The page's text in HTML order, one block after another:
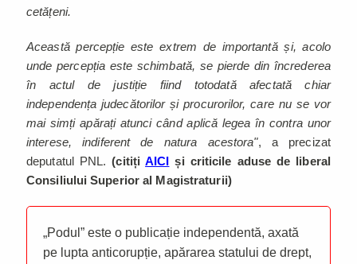
cetățeni.
Această percepție este extrem de importantă și, acolo
unde percepția este schimbată, se pierde din încrederea
în actul de justiție fiind totodată afectată chiar
independența judecătorilor și procurorilor, care nu se vor
mai simți apărați atunci când aplică legea în contra unor
interese, indiferent de natura acestora", a precizat
deputatul PNL.(citițiAICI și criticile aduse de liberal
Consiliului Superior al Magistraturii)
„Podul” este o publicație independentă, axată
pe lupta anticorupție, apărarea statului de drept,